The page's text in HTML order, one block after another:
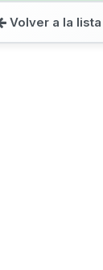
Volver a la